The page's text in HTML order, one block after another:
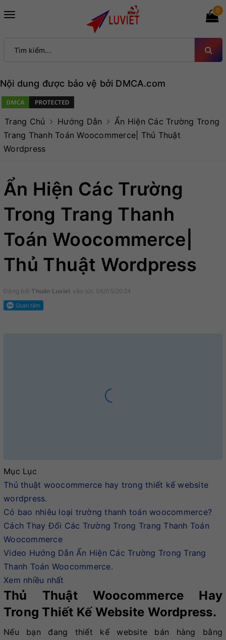
Toggle
0
Nội dung được bảo vệ bởi DMCA.com
Trang Chủ Hướng Dẫn
Ẩn Hiện Các Trường Trong
Trang Thanh Toán Woocommerce| Thủ Thuật
Wordpress
Ẩn Hiện Các Trường
Trong Trang Thanh
Toán Woocommerce|
Thủ Thuật Wordpress
Đăng bởi Thuấn Luviet vào lúc 06/05/2024
Mục Lục
Thủ thuật woocommerce hay trong thiết kế website
wordpress.
Có bao nhiêu loại trường thanh toán woocommerce?
Cách Thay Đổi Các Trường Trong Trang Thanh Toán
Woocommerce
Video Hướng Dẫn Ẩn Hiện Các Trường Trong Trang
Thanh Toán Woocommerce.
Xem nhiều nhất
Thủ Thuật Woocommerce Hay
Trong Thiết Kế Website Wordpress.
Nếu bạn đang thiết kế website bán hàng bằng